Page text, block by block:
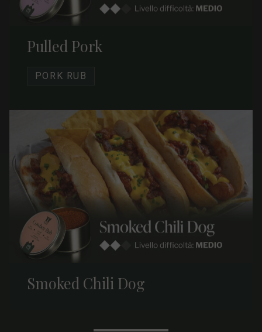
Pulled Pork
PORK RUB
Smoked Chili Dog